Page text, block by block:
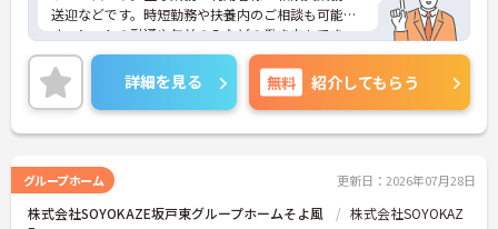
・勤務時間内で受講可能な資格取得サポートが整備
されているため、働きながら着実に認知症ケアの専
門性を磨けます。
・65歳の定年後も70歳まで勤務可能な再雇用制度が
設けられており、一つの職場で安定して長く活躍し
続けることが可能です。
送迎などです。時短勤務や扶養内のご相談も可能で
す。シフトの融通や午前のみなどの働き方もでき、
お子様がいらっしゃる方などにも優しい環境です。
無料の駐車場ありますのでマイカー通勤も可能で
す。ご興味のある方は面接対策ポイントなどお話い
たしますのでお気軽にお問い合わせください。
詳細を見る 無料 紹介してもらう
グループホーム 更新日：2026年07月28日
株式会社SOYOKAZE坂戸東グループホームそよ風
株式会社SOYOKAZ